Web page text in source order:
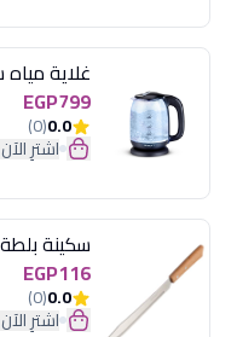
EGP799
0.0
(0)
اشترِ الآن
EGP116
0.0
(0)
اشترِ الآن